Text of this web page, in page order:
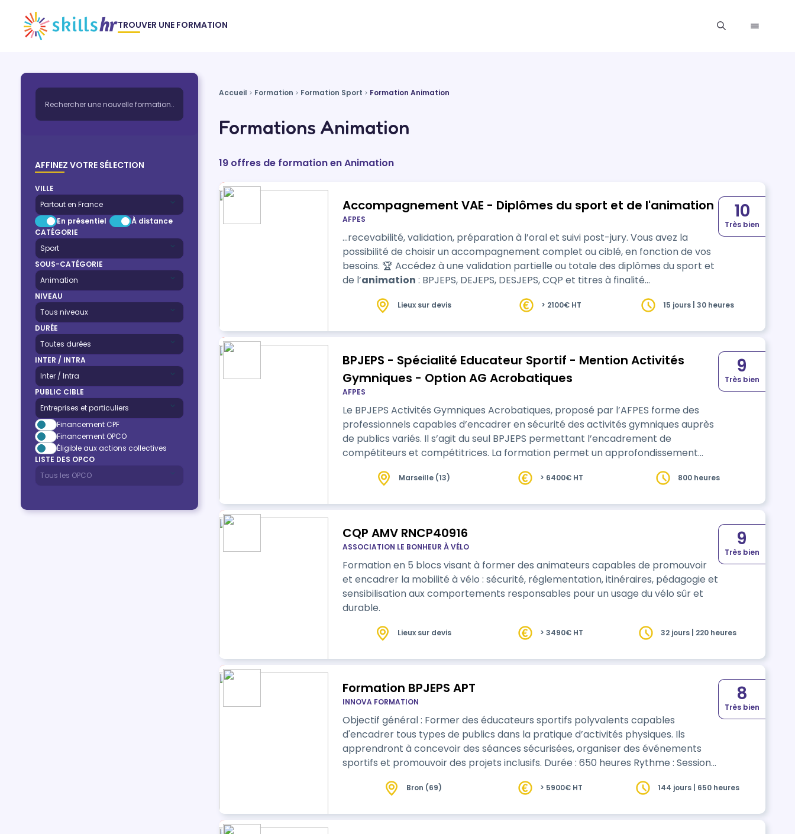
TROUVER UNE FORMATION
AFFINEZ VOTRE SÉLECTION
VILLE
En présentiel
À distance
CATÉGORIE
SOUS-CATÉGORIE
NIVEAU
DURÉE
INTER / INTRA
PUBLIC CIBLE
Financement CPF
Financement OPCO
Éligible aux actions collectives
LISTE DES OPCO
Accueil Formation Formation Sport Formation Animation
Formations Animation
19 offres de formation en Animation
Accompagnement VAE - Diplômes du sport et de l'animation
AFPES
…recevabilité, validation, préparation à l’oral et suivi post-jury. Vous avez la
possibilité de choisir un accompagnement complet ou ciblé, en fonction de vos
besoins. 🏆 Accédez à une validation partielle ou totale des diplômes du sport et
de l’animation : BPJEPS, DEJEPS, DESJEPS, CQP et titres à finalité
jeunesse et sports, disponible tout au long de l’année, avec un suivi individualisé.
10
Très bien
Lieux sur devis > 2100€ HT 15 jours | 30 heures
BPJEPS - Spécialité Educateur Sportif - Mention Activités
Gymniques - Option AG Acrobatiques
AFPES
Le BPJEPS Activités Gymniques Acrobatiques, proposé par l’AFPES forme des
professionnels capables d’encadrer en sécurité des activités gymniques auprès
de publics variés. Il s’agit du seul BPJEPS permettant l’encadrement de
compétiteurs et compétitrices. La formation permet un approfondissement
et des structures partenaires, engagés dans la réussite des candidats. Après un
9
Très bien
Marseille (13) > 6400€ HT 800 heures
CQP AMV RNCP40916
ASSOCIATION LE BONHEUR À VÉLO
Formation en 5 blocs visant à former des animateurs capables de promouvoir
et encadrer la mobilité à vélo : sécurité, réglementation, itinéraires, pédagogie et
sensibilisation aux comportements responsables pour un usage du vélo sûr et
durable.
9
Très bien
Lieux sur devis > 3490€ HT 32 jours | 220 heures
Formation BPJEPS APT
INNOVA FORMATION
Objectif général : Former des éducateurs sportifs polyvalents capables
d'encadrer tous types de publics dans la pratique d’activités physiques. Ils
apprendront à concevoir des séances sécurisées, organiser des événements
sportifs et promouvoir des projets inclusifs. Durée : 650 heures Rythme : Sessions
apprenants Planning type : Lundi au vendredi, de 8h à 16h30, avec flexibilité
8
Très bien
Bron (69) > 5900€ HT 144 jours | 650 heures